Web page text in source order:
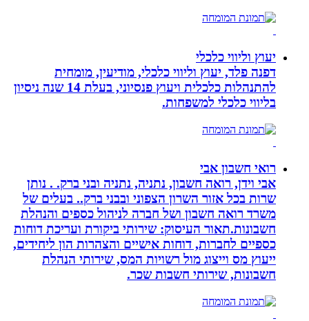
יעוץ וליווי כלכלי
דפנה פלד, יעוץ וליווי כלכלי, מודיעין, מומחית
להתנהלות כלכלית ויעוץ פנסיוני, בעלת 14 שנה ניסיון
בליווי כלכלי למשפחות.
רואי חשבון אבי
אבי וידן, רואה חשבון, נתניה, נתניה ובני ברק. . נותן
שרות בכל אזור השרון הצפוני ובבני ברק.. בעלים של
משרד רואה חשבון ושל חברה לניהול כספים והנהלת
חשבונות.תאור העיסוק: שירותי ביקורת ועריכת דוחות
כספיים לחברות, דוחות אישיים והצהרות הון ליחידים,
ייעוץ מס וייצוג מול רשויות המס, שירותי הנהלת
חשבונות, שירותי חשבות שכר.